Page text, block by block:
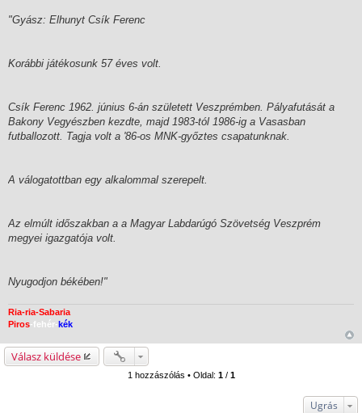
z
"Gyász: Elhunyt Csík Ferenc
Korábbi játékosunk 57 éves volt.
Csík Ferenc 1962. június 6-án született Veszprémben. Pályafutását a
Bakony Vegyészben kezdte, majd 1983-tól 1986-ig a Vasasban
futballozott. Tagja volt a '86-os MNK-győztes csapatunknak.
A válogatottban egy alkalommal szerepelt.
Az elmúlt időszakban a a Magyar Labdarúgó Szövetség Veszprém
megyei igazgatója volt.
Nyugodjon békében!"
Ria-ria-Sabaria
Piros-fehér-kék
Válasz küldése
1 hozzászólás • Oldal: 1/ 1
Ugrás